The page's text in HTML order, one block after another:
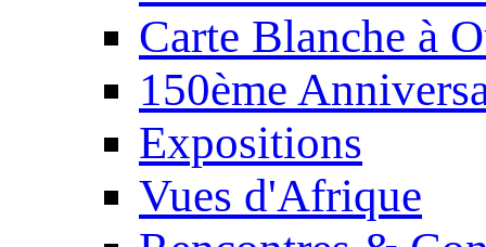
Carte Blanche à
150ème
Expositions
Vues d'Afrique